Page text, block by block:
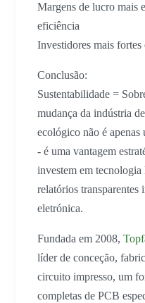
Margens de lucro mais
eficiência
Investidores mais
Conclusão:
Sustentabilidade =
mudança da indústria
ecológico não é
- é uma vantagem
investem em
relatórios transparentes
eletrónica.
Fundada em 2008,
líder de conceção,
circuito impresso, um
completas de PCB